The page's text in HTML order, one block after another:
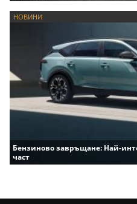
НОВИНИ
Бензиново завръщане: Най-
част